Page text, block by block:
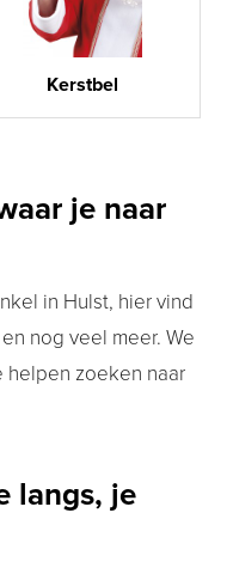
Kerstbel
je naar
in Hulst, hier vind
nog veel meer. We
helpen zoeken naar
langs, je